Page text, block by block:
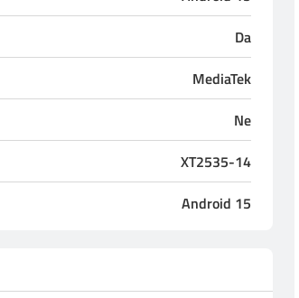
Da
MediaTek
Ne
XT2535-14
Android 15